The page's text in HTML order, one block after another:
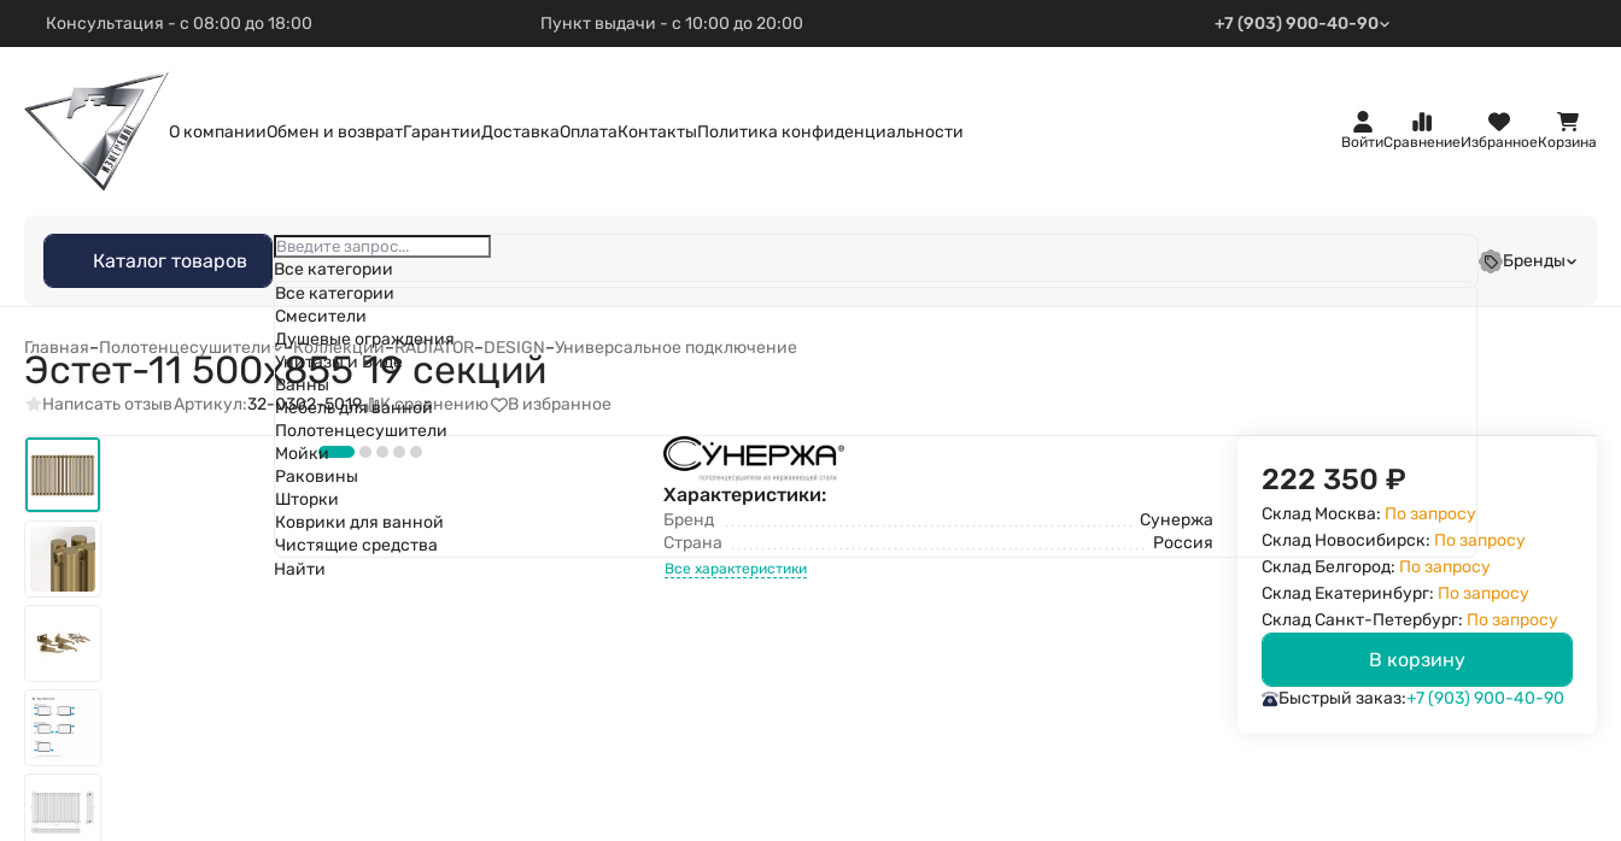
Консультация - с 08:00 до 18:00 Пункт выдачи - с 10:00 до 20:00 +7 (903) 900-40-90
О компанииОбмен и возвратГарантииДоставкаОплатаКонтактыПолитика конфиденциальности
ВойтиСравнениеИзбранноеКорзина
Каталог товаров
Все категории
Все категории
Смесители
Душевые ограждения
Унитазы и Биде
Ванны
Мебель для ванной
Полотенцесушители
Мойки
Раковины
Шторки
Коврики для ванной
Чистящие средства
Найти
Бренды
Главная–Полотенцесушители –Коллекции–RADIATOR–DESIGN–Универсальное подключение
Эстет-11 500х855 19 секций
Написать отзывАртикул:32-0302-5019 К сравнению В избранное
Характеристики:
Бренд
Сунержа
Страна
Россия
Все характеристики
222 350₽
Склад Москва: По запросу
Склад Новосибирск: По запросу
Склад Белгород: По запросу
Склад Екатеринбург: По запросу
Склад Санкт-Петербург: По запросу
В корзину
Быстрый заказ:+7 (903) 900-40-90